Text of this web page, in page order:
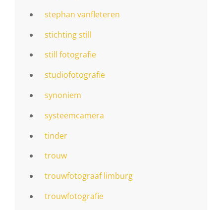
stephan vanfleteren
stichting still
still fotografie
studiofotografie
synoniem
systeemcamera
tinder
trouw
trouwfotograaf limburg
trouwfotografie